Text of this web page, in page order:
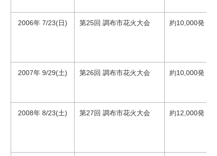
2006年 7/23(日) 第25回 調布市花火大会 約10,000発 35
2007年 9/29(土) 第26回 調布市花火大会 約10,000発 35
2008年 8/23(土) 第27回 調布市花火大会 約12,000発 25